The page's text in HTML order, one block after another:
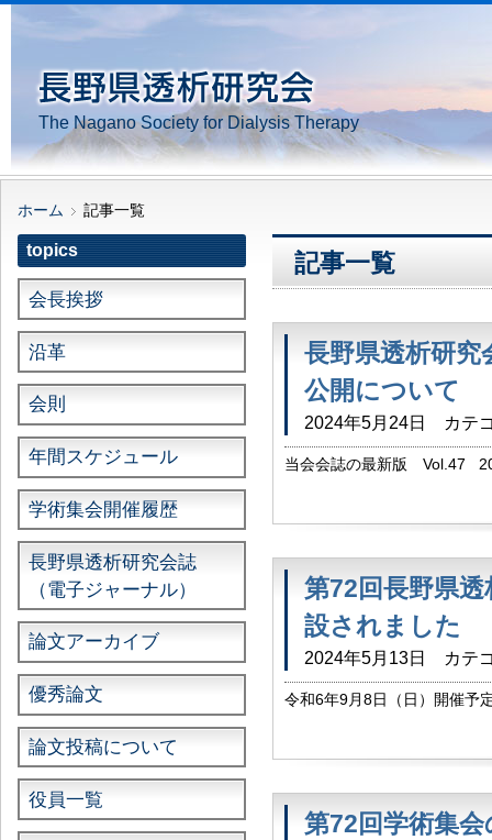
The Nagano Society for Dialysis Therapy
ホーム 記事一覧
記事一覧
長野県透析研
公開について
2024年5月24日 カテ
当会会誌の最新版 Vol.47
第72回長野県
設されました
2024年5月13日 カテ
令和6年9月8日（日）開催予
第72回学術集
topics
会長挨拶
沿革
会則
年間スケジュール
学術集会開催履歴
長野県透析研究会誌
（電子ジャーナル）
論文アーカイブ
優秀論文
論文投稿について
役員一覧